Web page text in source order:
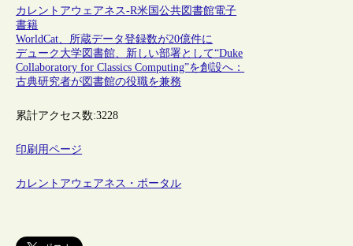
カレントアウェアネス-R米国公共図書館電子
書籍
WorldCat、所蔵データ登録数が20億件に
デューク大学図書館、新しい部署として“Duke
Collaboratory for Classics Computing”を創設へ：
古典研究者が図書館の役職を兼務
累計アクセス数:3228
印刷用ページ
カレントアウェアネス・ポータル